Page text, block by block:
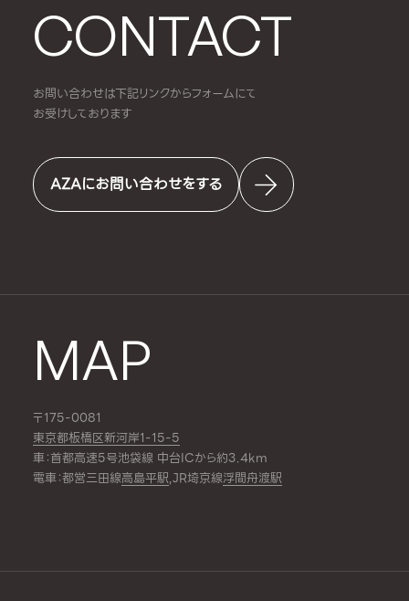
CONTACT
お問い合わせは下記リンクからフォームにて
お受けしております
AZAにお問い合わせをする
MAP
〒175-0081
東京都板橋区新河岸1-15-5
車：首都高速5号池袋線 中台ICから約3.4km
電車：都営三田線高島平駅,JR埼京線浮間舟渡駅